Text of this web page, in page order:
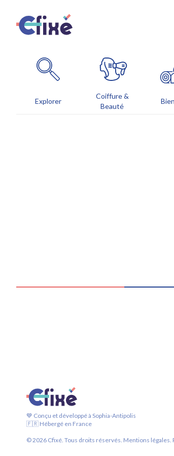
Explorer
Coiffure &
Beauté
💙 Conçu et développé à Sophia-Antipolis
🇫🇷 Hébergé en France
©2026 Cfixé. Tous droits réservés. Mentions légales.